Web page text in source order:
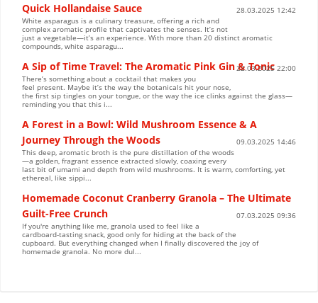
Quick Hollandaise Sauce
28.03.2025 12:42
White asparagus is a culinary treasure, offering a rich and
complex aromatic profile that captivates the senses. It’s not
just a vegetable—it’s an experience. With more than 20 distinct aromatic
compounds, white asparagu...
A Sip of Time Travel: The Aromatic Pink Gin & Tonic
22.03.2025 22:00
There’s something about a cocktail that makes you
feel present. Maybe it’s the way the botanicals hit your nose,
the first sip tingles on your tongue, or the way the ice clinks against the glass—
reminding you that this i...
A Forest in a Bowl: Wild Mushroom Essence & A
Journey Through the Woods
09.03.2025 14:46
This deep, aromatic broth is the pure distillation of the woods
—a golden, fragrant essence extracted slowly, coaxing every
last bit of umami and depth from wild mushrooms. It is warm, comforting, yet
ethereal, like sippi...
Homemade Coconut Cranberry Granola – The Ultimate
Guilt-Free Crunch
07.03.2025 09:36
If you're anything like me, granola used to feel like a
cardboard-tasting snack, good only for hiding at the back of the
cupboard. But everything changed when I finally discovered the joy of
homemade granola. No more dul...